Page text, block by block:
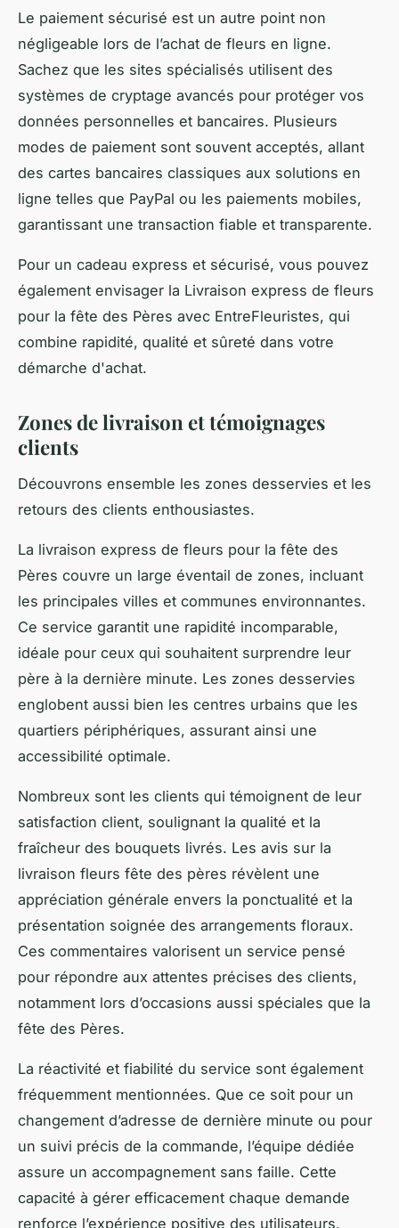
Le paiement sécurisé est un autre point non
négligeable lors de l’achat de fleurs en ligne.
Sachez que les sites spécialisés utilisent des
systèmes de cryptage avancés pour protéger vos
données personnelles et bancaires. Plusieurs
modes de paiement sont souvent acceptés, allant
des cartes bancaires classiques aux solutions en
ligne telles que PayPal ou les paiements mobiles,
garantissant une transaction fiable et transparente.
Pour un cadeau express et sécurisé, vous pouvez
également envisager la Livraison express de fleurs
pour la fête des Pères avec EntreFleuristes, qui
combine rapidité, qualité et sûreté dans votre
démarche d'achat.
Zones de livraison et témoignages
clients
Découvrons ensemble les zones desservies et les
retours des clients enthousiastes.
La livraison express de fleurs pour la fête des
Pères couvre un large éventail de zones, incluant
les principales villes et communes environnantes.
Ce service garantit une rapidité incomparable,
idéale pour ceux qui souhaitent surprendre leur
père à la dernière minute. Les zones desservies
englobent aussi bien les centres urbains que les
quartiers périphériques, assurant ainsi une
accessibilité optimale.
Nombreux sont les clients qui témoignent de leur
satisfaction client, soulignant la qualité et la
fraîcheur des bouquets livrés. Les avis sur la
livraison fleurs fête des pères révèlent une
appréciation générale envers la ponctualité et la
présentation soignée des arrangements floraux.
Ces commentaires valorisent un service pensé
pour répondre aux attentes précises des clients,
notamment lors d’occasions aussi spéciales que la
fête des Pères.
La réactivité et fiabilité du service sont également
fréquemment mentionnées. Que ce soit pour un
changement d’adresse de dernière minute ou pour
un suivi précis de la commande, l’équipe dédiée
assure un accompagnement sans faille. Cette
capacité à gérer efficacement chaque demande
renforce l’expérience positive des utilisateurs,